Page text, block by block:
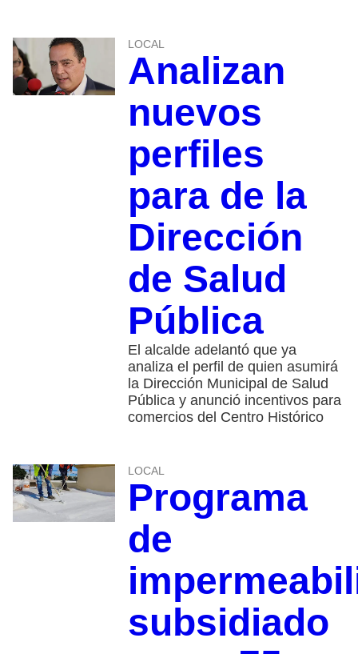
LOCAL
Analizan
nuevos
perfiles
para de la
Dirección
de Salud
Pública
El alcalde adelantó que ya
analiza el perfil de quien asumirá
la Dirección Municipal de Salud
Pública y anunció incentivos para
comercios del Centro Histórico
LOCAL
Programa
de
subsidiado